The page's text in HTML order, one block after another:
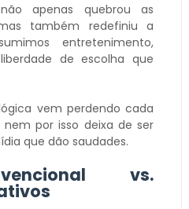
apenas quebrou as
também redefiniu a
entretenimento,
de escolha que
vem perdendo cada
por isso deixa de ser
que dão saudades.
vs.